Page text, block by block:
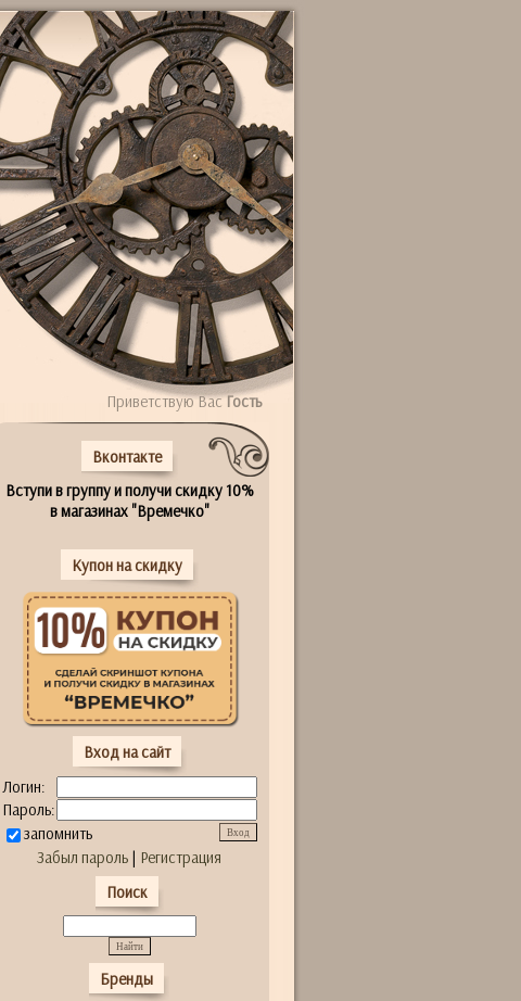
Приветствую ВасГость
Вконтакте
Вступи в группу и получи скидку 10%
в магазинах "Времечко"
Купон на скидку
Вход на сайт
Логин:
Пароль:
запомнить
Забыл пароль | Регистрация
Поиск
Бренды